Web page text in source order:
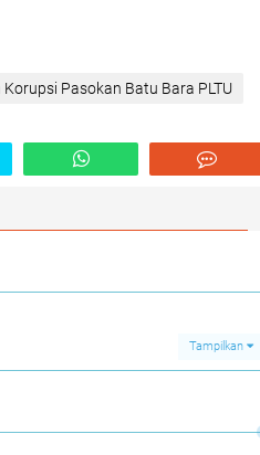
Pasokan Batu Bara PLTU
Tampilkan